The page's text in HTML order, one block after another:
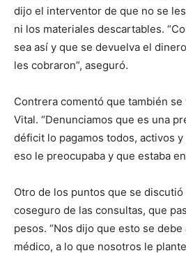
dijo el interventor de que no se
ni los materiales descartables.
sea así y que se devuelva el
les cobraron”, aseguró.
Contrera comentó que también
Vital. “Denunciamos que es una
déficit lo pagamos todos, activos
eso le preocupaba y que estaba
Otro de los puntos que se
coseguro de las consultas, que
pesos. “Nos dijo que esto se
médico, a lo que nosotros le